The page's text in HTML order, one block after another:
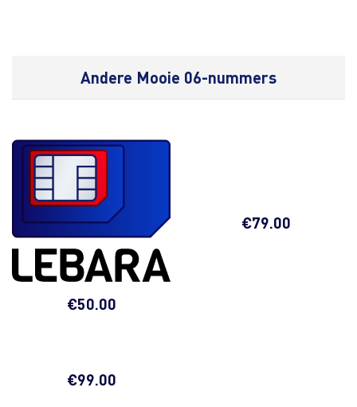
Andere Mooie 06-nummers
€50.00
€79.00
€99.00